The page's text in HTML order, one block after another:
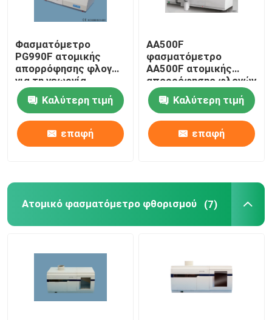
Φασματόμετρο
PG990F ατομικής
απορρόφησης φλογών
για τη γεωργία,
ακρίβεια μήκους
κύματος + 0.15nm
Καλύτερη τιμή
επαφή
AA500F
φασματόμετρο
AA500F ατομικής
απορρόφησης φλογών
υψηλής επίδοσης με
τον πυργίσκο 8-
λαμπτήρων
Καλύτερη τιμή
επαφή
Ατομικό φασματόμετρο φθορισμού (7)